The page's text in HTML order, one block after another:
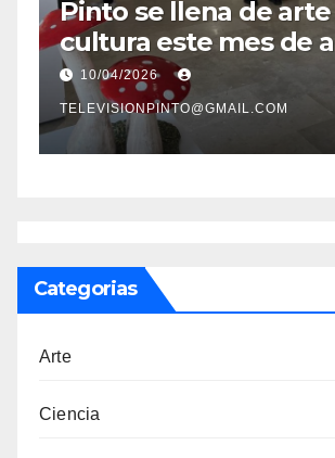
Pinto se llena de arte y
cultura este mes de abril
con una variada
programación de
exposiciones y
10/04/2026
TELEVISIONPINTO@GMAIL.COM
Categorias
Arte
Ciencia